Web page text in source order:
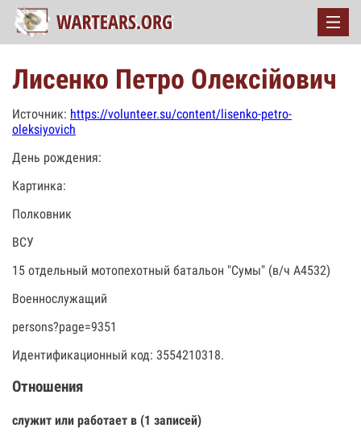
Лисенко Петро Олексійович
Источник: https://volunteer.su/content/lisenko-petro-
oleksiyovich
День рождения:
Картинка:
Полковник
ВСУ
15 отдельный мотопехотный батальон "Сумы" (в/ч А4532)
Военнослужащий
persons?page=9351
Идентификационный код: 3554210318.
Отношения
служит или работает в (1 записей)